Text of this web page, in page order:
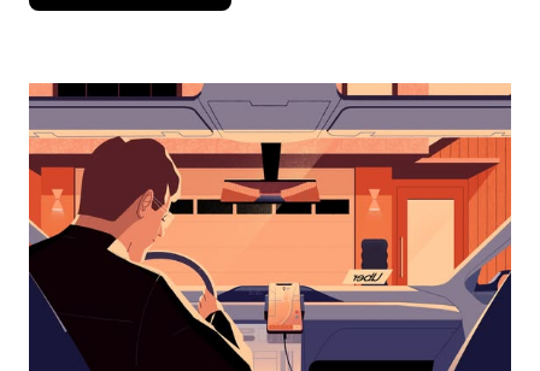
la
bas
interagir
avec
calendrier
et
sélectionner
une
date.
Appuyez